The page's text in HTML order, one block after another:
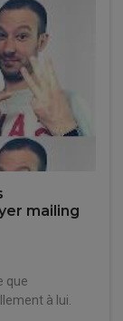
mailing
que
à lui.